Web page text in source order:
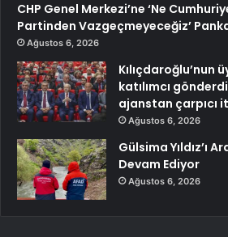
CHP Genel Merkezi’ne ‘Ne
Partinden Vazgeçmeyeceğiz’
Ağustos 6, 2026
Kılıçdaroğlu’nun
katılımcı
ajanstan çarpıcı
Ağustos 6, 2026
Gülsima Yıldız’ı
Devam Ediyor
Ağustos 6, 2026